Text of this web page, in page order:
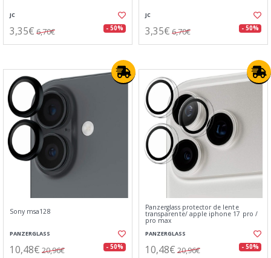
JC
3,35€ 6,70€ - 50%
JC
3,35€ 6,70€ - 50%
Sony msa128
PANZERGLASS
10,48€ 20,96€ - 50%
Panzerglass protector de lente⁣
transparente/ apple iphone 17 pro /
pro max
PANZERGLASS
10,48€ 20,96€ - 50%